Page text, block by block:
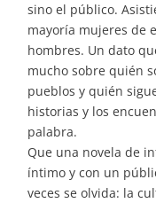
sino el público.
mayoría mujeres de
hombres. Un dato
mucho sobre quién
pueblos y quién
historias y los
palabra.
Que una novela de
íntimo y con un
veces se olvida: la